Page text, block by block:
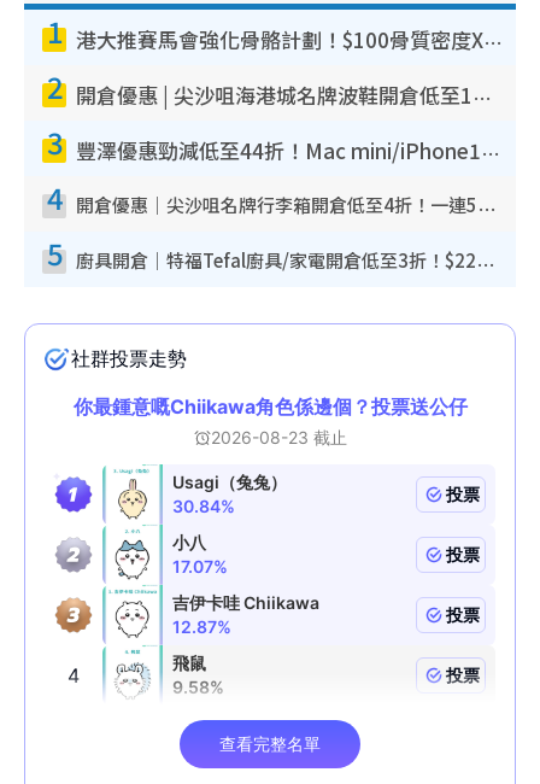
1 港大推賽馬會強化骨骼計劃！$100骨質密度X光檢查 完成免費運動訓練送超市禮券！附參加資格
2 開倉優惠 | 尖沙咀海港城名牌波鞋開倉低至1折！On鞋$899起／Joy&Peace鞋履$98起
3 豐澤優惠勁減低至44折！Mac mini/iPhone17Pro大減價！廚房家電$220起
4 開倉優惠｜尖沙咀名牌行李箱開倉低至4折！一連5日 American Tourister/ace./Hallmark $200起！
5 廚具開倉｜特福Tefal廚具/家電開倉低至3折！$220起買平底鍋/炒鑊/湯煲！電飯煲/吸塵機/燙斗$418起